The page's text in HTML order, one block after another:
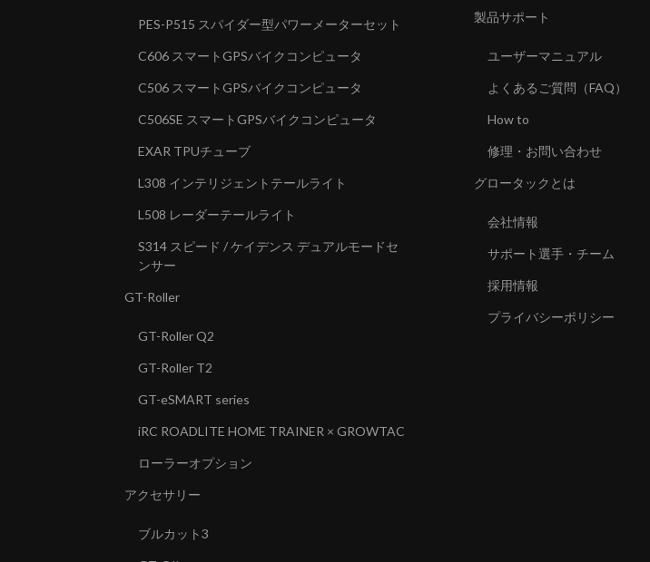
PES-P515 スパイダー型パワーメーターセット
C606 スマートGPSバイクコンピュータ
C506 スマートGPSバイクコンピュータ
C506SE スマートGPSバイクコンピュータ
EXAR TPUチューブ
L308 インテリジェントテールライト
L508 レーダーテールライト
S314 スピード / ケイデンス デュアルモードセ
ンサー
GT-Roller
GT-Roller Q2
GT-Roller T2
GT-eSMART series
iRC ROADLITE HOME TRAINER × GROWTAC
ローラーオプション
アクセサリー
ブルカット3
製品サポート
ユーザーマニュアル
よくあるご質問（FAQ）
How to
修理・お問い合わせ
グロータックとは
会社情報
サポート選手・チーム
採用情報
プライバシーポリシー